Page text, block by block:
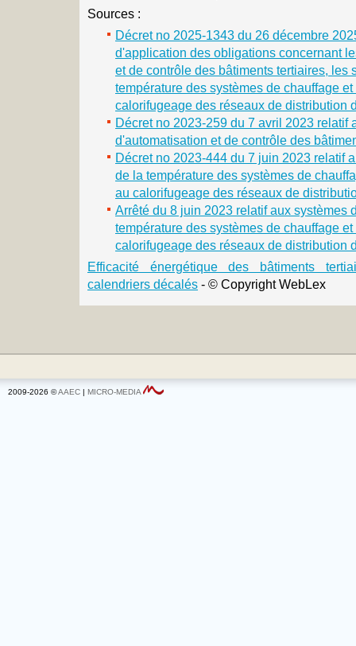
Sources :
Décret no 2025-1343 du 26 décembre
d'application des obligations concernant
et de contrôle des bâtiments tertiaires, les
température des systèmes de chauffage
calorifugeage des réseaux de distribution
Décret no 2023-259 du 7 avril 2023 relatif
d'automatisation et de contrôle des
Décret no 2023-444 du 7 juin 2023 relatif
de la température des systèmes de
au calorifugeage des réseaux de
Arrêté du 8 juin 2023 relatif aux systèmes
température des systèmes de chauffage
calorifugeage des réseaux de distribution
Efficacité énergétique des bâtiments
calendriers décalés - © Copyright WebLex
2009-2026 ©AAEC | MICRO-MEDIA